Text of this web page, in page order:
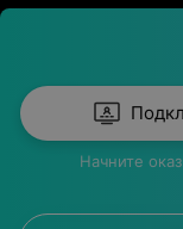
Начните